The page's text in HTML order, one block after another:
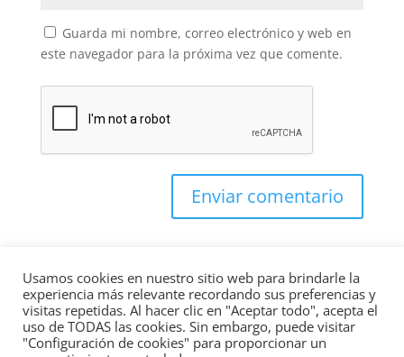
Guarda mi nombre, correo electrónico y web en
este navegador para la próxima vez que comente.
Enviar comentario
Usamos cookies en nuestro sitio web para brindarle la
experiencia más relevante recordando sus preferencias y
visitas repetidas. Al hacer clic en "Aceptar todo", acepta el
uso de TODAS las cookies. Sin embargo, puede visitar
"Configuración de cookies" para proporcionar un